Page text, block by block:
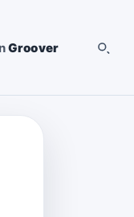
Groover